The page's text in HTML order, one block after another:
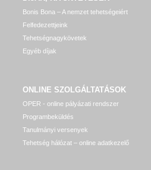
Bonis Bona – A nemzet tehetségeiért
Felfedezettjeink
Tehetségnagykövetek
Egyéb díjak
ONLINE SZOLGÁLTATÁSOK
OPER - online pályázati rendszer
Programbeküldés
Tanulmányi versenyek
Tehetség hálózat – online adatkezelő